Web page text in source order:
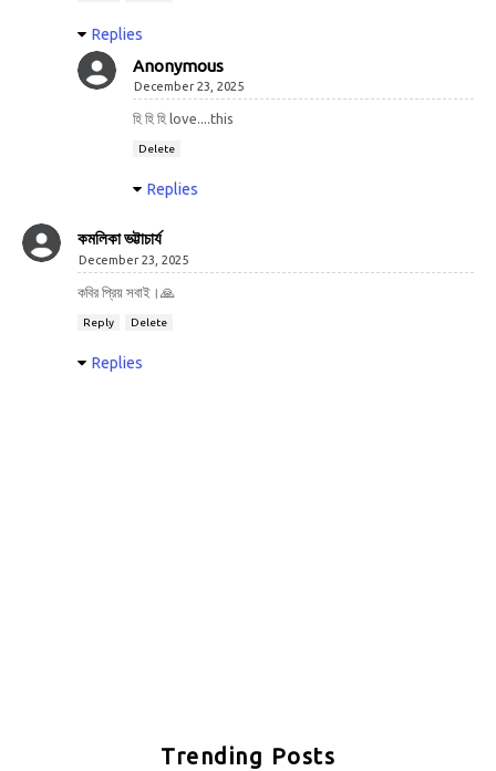
Replies
Anonymous
December 23, 2025
হি হি হি love....this
Delete
Replies
কমলিকা ভট্টাচার্য
December 23, 2025
কবির প্রিয় সবাই।🙏
Reply Delete
Replies
Trending Posts